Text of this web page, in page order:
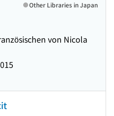
von Nicola
Other Libraries in Japan